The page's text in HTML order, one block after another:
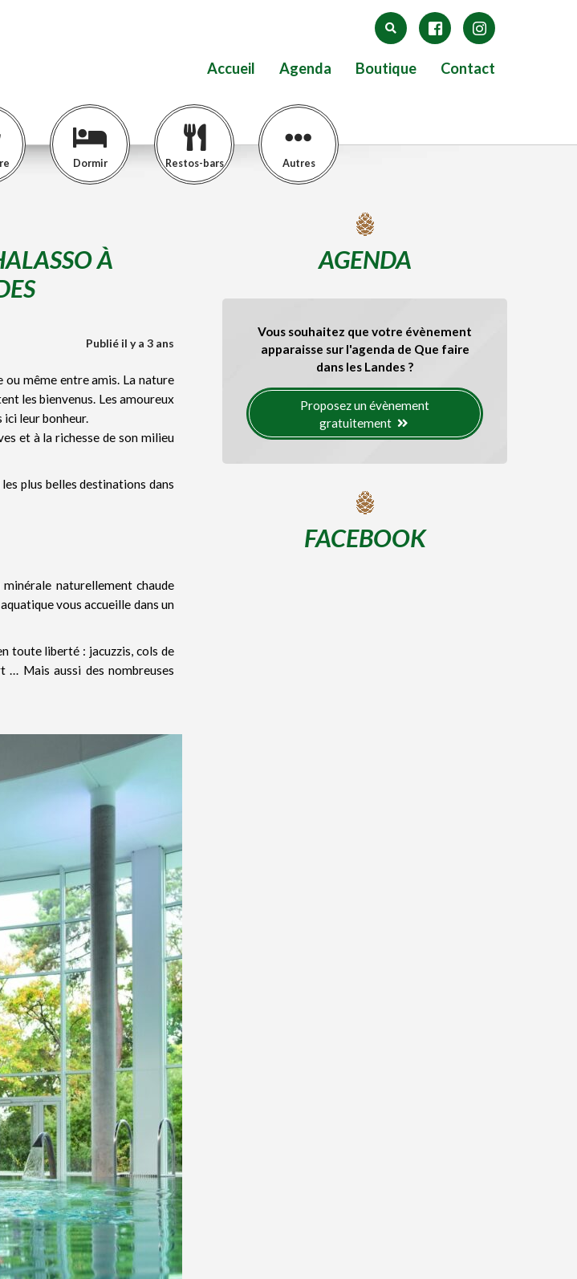
Accueil Agenda Boutique Contact
Dormir Restos-bars Autres
À
Publié il y a 3 ans
même entre amis. La nature
les bienvenus. Les amoureux
ici leur bonheur.
et à la richesse de son milieu
plus belles destinations dans
minérale naturellement chaude
vous accueille dans un
toute liberté : jacuzzis, cols de
… Mais aussi des nombreuses
AGENDA
Vous souhaitez que votre évènement
apparaisse sur l'agenda de Que faire
dans les Landes ?
Proposez un évènement
gratuitement
FACEBOOK